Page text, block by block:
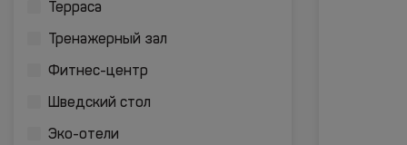
Терраса
Тренажерный зал
Фитнес-центр
Шведский стол
Эко-отели